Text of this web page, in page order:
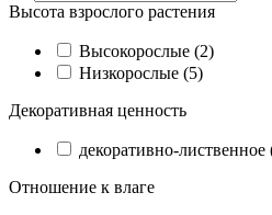
Высота взрослого растения
Высокорослые (2)
Низкорослые (5)
Декоративная ценность
декоративно-лиственное
Отношение к влаге